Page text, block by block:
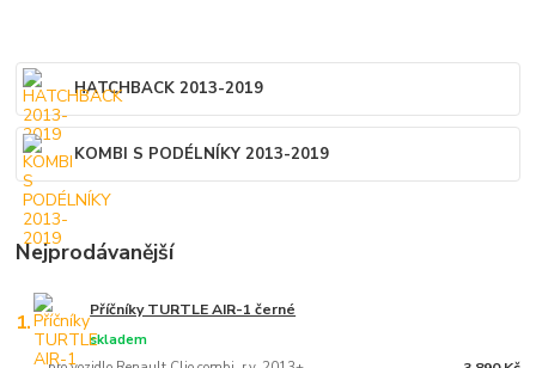
HATCHBACK 2013-2019
KOMBI S PODÉLNÍKY 2013-2019
Nejprodávanější
1. Příčníky TURTLE AIR-1 černé
skladem